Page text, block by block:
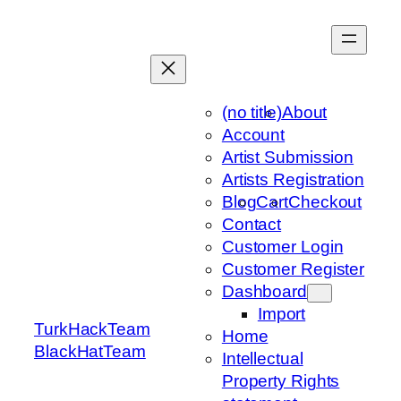
TurkHackTeam
BlackHatTeam
(no title)About
Account
Artist Submission
Artists Registration
BlogCartCheckout
Contact
Customer Login
Customer Register
Dashboard
Import
Home
Intellectual
Property Rights